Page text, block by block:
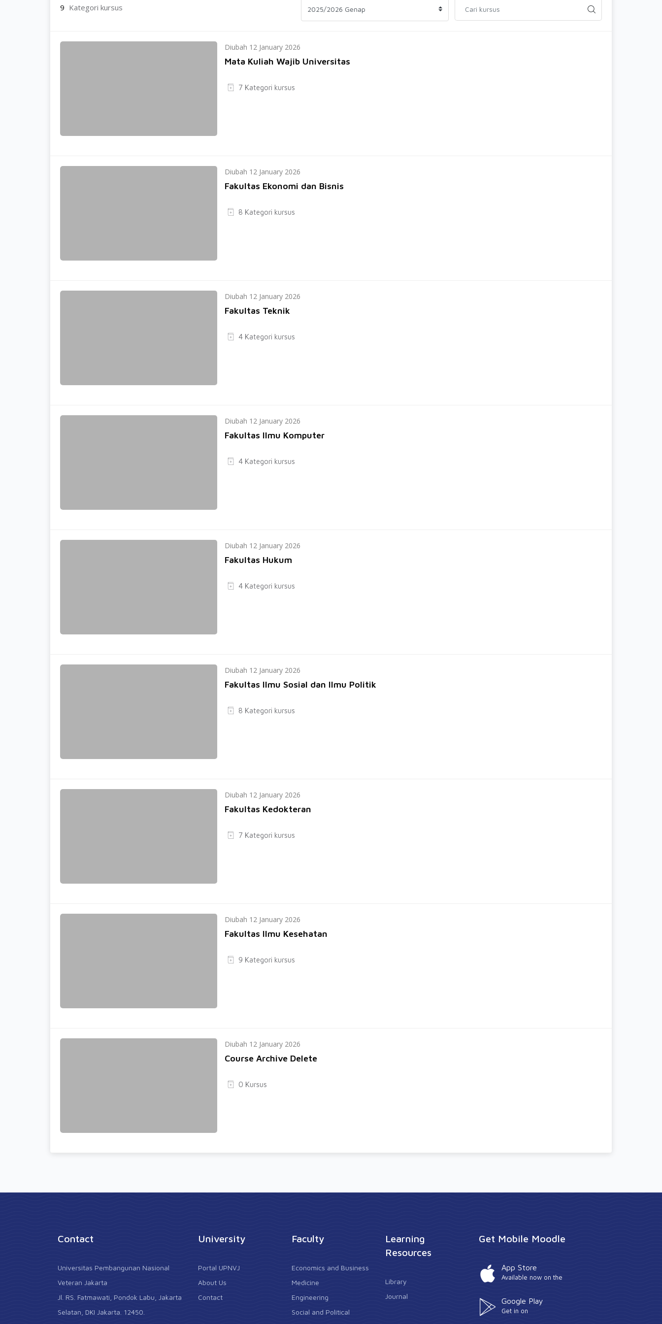
9 Kategori kursus
Diubah 12 January 2026
Mata Kuliah Wajib Universitas
7 Kategori kursus
Diubah 12 January 2026
Fakultas Ekonomi dan Bisnis
8 Kategori kursus
Diubah 12 January 2026
Fakultas Teknik
4 Kategori kursus
Diubah 12 January 2026
Fakultas Ilmu Komputer
4 Kategori kursus
Diubah 12 January 2026
Fakultas Hukum
4 Kategori kursus
Diubah 12 January 2026
Fakultas Ilmu Sosial dan Ilmu Politik
8 Kategori kursus
Diubah 12 January 2026
Fakultas Kedokteran
7 Kategori kursus
Diubah 12 January 2026
Fakultas Ilmu Kesehatan
9 Kategori kursus
Diubah 12 January 2026
Course Archive Delete
0 Kursus
Contact
Universitas Pembangunan Nasional
Veteran Jakarta
Jl. RS. Fatmawati, Pondok Labu, Jakarta
Selatan, DKI Jakarta. 12450.
University
Portal UPNVJ
About Us
Contact
Faculty
Economics and Business
Medicine
Engineering
Social and Political
Learning
Resources
Library
Journal
Get Mobile Moodle
App Store
Available now on the
Google Play
Get in on